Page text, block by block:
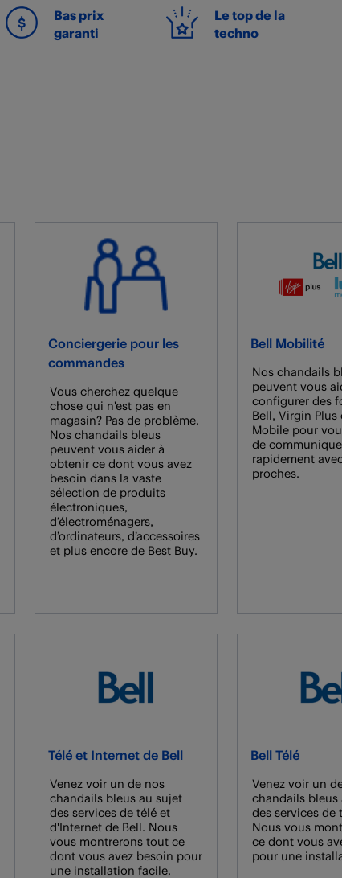
Bas prix
garanti
Le top de la
techno
Conciergerie pour les
commandes
Vous cherchez quelque
chose qui n'est pas en
magasin? Pas de problème.
Nos chandails bleus
peuvent vous aider à
obtenir ce dont vous avez
besoin dans la vaste
sélection de produits
électroniques,
d’électroménagers,
d’ordinateurs, d’accessoires
et plus encore de Best Buy.
Bell Mobilité
Nos chandails
peuvent vous
configurer des
Bell, Virgin Plus
Mobile pour
de
rapidement
proches.
Télé et Internet de Bell
Venez voir un de nos
chandails bleus au sujet
des services de télé et
d'Internet de Bell. Nous
vous montrerons tout ce
dont vous avez besoin pour
une installation facile.
Bell Télé
Venez voir un
chandails bleus
des services de
Nous vous
ce dont vous
pour une